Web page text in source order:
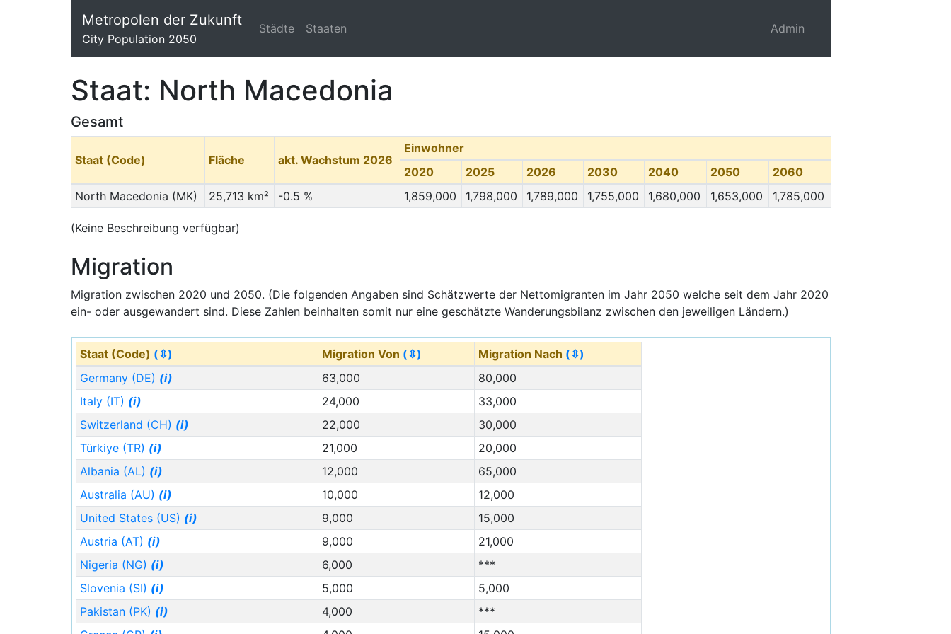
Metropolen der Zukunft
City Population 2050
Städte Staaten Admin
Staat: North Macedonia
Gesamt
Staat (Code) Fläche akt. Wachstum 2026
Einwohner
2020
2025 2026 2030 2040 2050
2060
North Macedonia (MK)
25,713 km² -0.5 % 1,859,000 1,798,000 1,789,000 1,755,000 1,680,000 1,653,000 1,785,000
(Keine Beschreibung verfügbar)
Migration
Migration zwischen 2020 und 2050. (Die folgenden Angaben sind Schätzwerte der Nettomigranten im Jahr 2050 welche seit dem Jahr 2020
ein- oder ausgewandert sind. Diese Zahlen beinhalten somit nur eine geschätzte Wanderungsbilanz zwischen den jeweiligen Ländern.)
Staat (Code) (⇳) Migration Von (⇳) Migration Nach (⇳)
Germany (DE) (i) 63,000
80,000
Italy (IT) (i) 24,000
33,000
Switzerland (CH) (i) 22,000
30,000
Türkiye (TR) (i) 21,000
20,000
Albania (AL) (i) 12,000
65,000
Australia (AU) (i) 10,000
12,000
United States (US) (i) 9,000
15,000
Austria (AT) (i) 9,000
21,000
Nigeria (NG) (i) 6,000
***
Slovenia (SI) (i) 5,000
5,000
Pakistan (PK) (i) 4,000
***